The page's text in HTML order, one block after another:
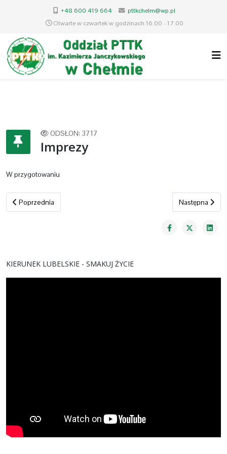
+48 600 419 664
pttkchelm@wp.pl
Otwarte w czwartek w godzinach 16.00 - 17.00
ODSŁON: 3717
Imprezy
W przygotowaniu
Poprzednia strona: Dzieje oddziału
Poprzednia Następna
Następna
KIERUNEK LUBELSKIE - SMAKUJ ŻYCIE